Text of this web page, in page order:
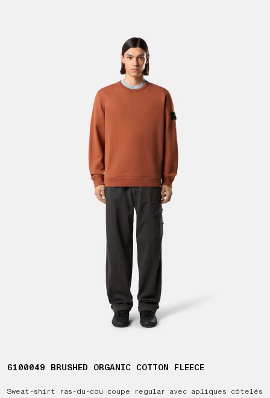
6100049 BRUSHED ORGANIC COTTON FLEECE
Sweat-shirt ras-du-cou coupe regular avec apliques côtelés